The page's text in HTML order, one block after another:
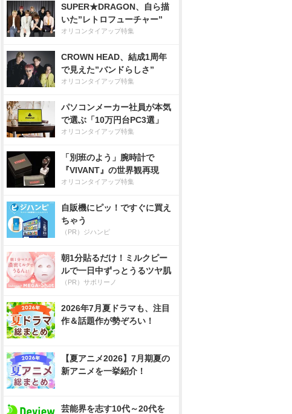
SUPER★DRAGON、自ら描
いた”レトロフューチャー”
オリコンタイアップ特集
CROWN HEAD、結成1周年
で見えた”バンドらしさ”
オリコンタイアップ特集
パソコンメーカー社員が本気
で選ぶ「10万円台PC3選」
オリコンタイアップ特集
「別班のよう」腕時計で
『VIVANT』の世界観再現
オリコンタイアップ特集
自販機にピッ！ですぐに買え
ちゃう
（PR）ジハンピ
朝1分貼るだけ！ミルクピー
ルで一日中ずっとうるツヤ肌
（PR）サボリーノ
2026年7月夏ドラマも、注目
作＆話題作が勢ぞろい！
【夏アニメ2026】7月期夏の
新アニメを一挙紹介！
芸能界を志す10代～20代を